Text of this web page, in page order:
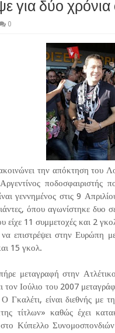
δύο χρόνια
0
την απόκτηση του
γεννημένος στις 9
όπου αγωνίστηκε
11 συμμετοχές και 2
επιστρέψει στην Ευρώπη
15 γκολ.
μεταγραφή στην
τον Ιούλιο του 2007
Γκαλέτι, είναι διεθνής με
τίτλων» καθώς έχει
Κύπελλο